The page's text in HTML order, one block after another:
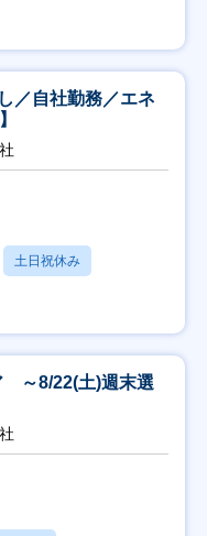
／自社勤務／エネ
土日祝休み
～8/22(土)週末選